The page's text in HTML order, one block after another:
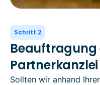
Schritt 2
Beauftragung
Partnerkanzlei
Sollten wir anhand